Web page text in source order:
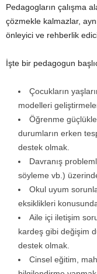
Pedagogların çalışma
çözmekle kalmazlar,
önleyici ve rehberlik
İşte bir pedagogun
Çocukların
modelleri
Öğrenme
durumların erken
destek olmak.
Davranış
söyleme vb.)
Okul uyum
eksiklikleri
Aile içi iletişim
kardeş gibi değişim
destek olmak.
Cinsel eğitim,